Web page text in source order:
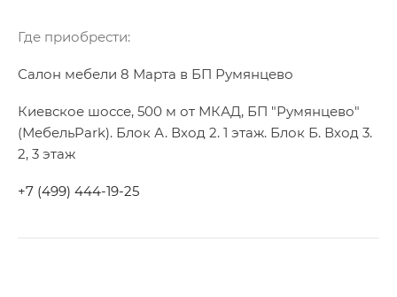
Где приобрести:
Салон мебели 8 Марта в БП Румянцево
Киевское шоссе, 500 м от МКАД, БП "Румянцево"
(МебельPark). Блок А. Вход 2. 1 этаж. Блок Б. Вход 3.
2, 3 этаж
+7 (499) 444-19-25